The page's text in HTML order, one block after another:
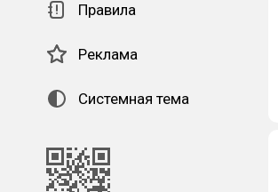
Правила
Реклама
Системная тема